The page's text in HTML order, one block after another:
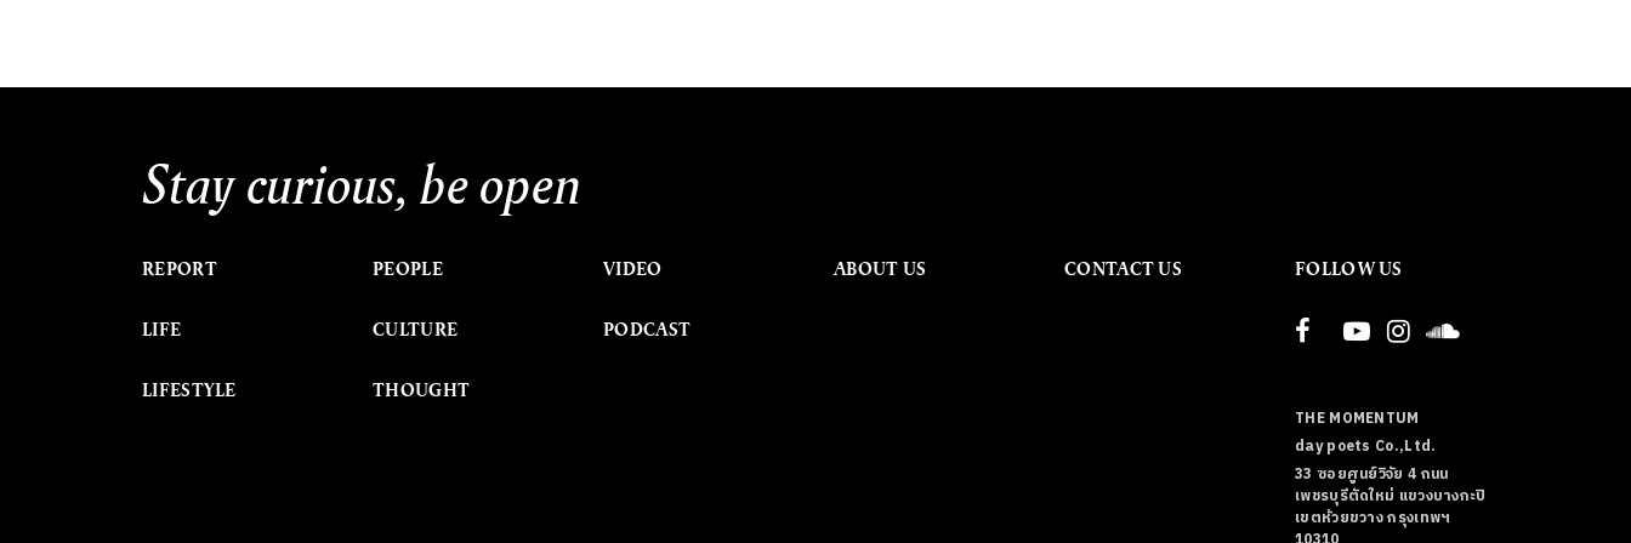
Stay curious, be open
REPORT
LIFE
LIFESTYLE
PEOPLE
CULTURE
THOUGHT
VIDEO
PODCAST
ABOUT US CONTACT US FOLLOW US
THE MOMENTUM
day poets Co.,Ltd.
33 ซอยศูนย์วิจัย 4 ถนน
เพชรบุรีตัดใหม่ แขวงบางกะปิ
เขตห้วยขวาง กรุงเทพฯ